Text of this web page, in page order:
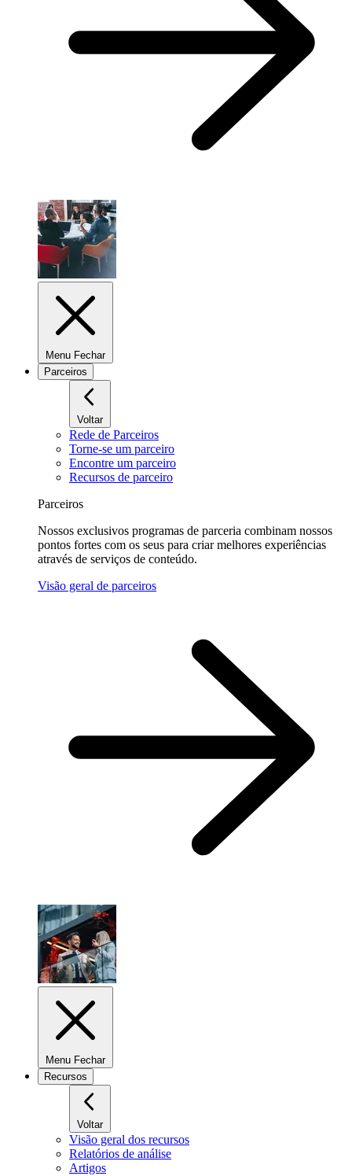
Menu Fechar
Parceiros
Voltar
Rede de Parceiros
Torne-se um parceiro
Encontre um parceiro
Recursos de parceiro
Parceiros
Nossos exclusivos programas de parceria combinam nossos
pontos fortes com os seus para criar melhores experiências
através de serviços de conteúdo.
Visão geral de parceiros
Menu Fechar
Recursos
Voltar
Visão geral dos recursos
Relatórios de análise
Artigos